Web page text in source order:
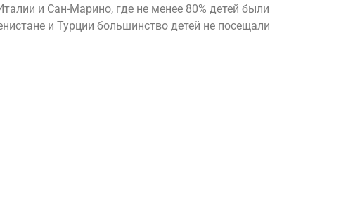
и Сан-Марино, где не менее 80% детей были
и Турции большинство детей не посещали